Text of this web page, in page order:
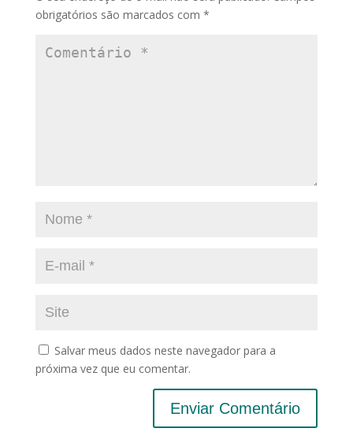
obrigatórios são marcados com *
Salvar meus dados neste navegador para a
próxima vez que eu comentar.